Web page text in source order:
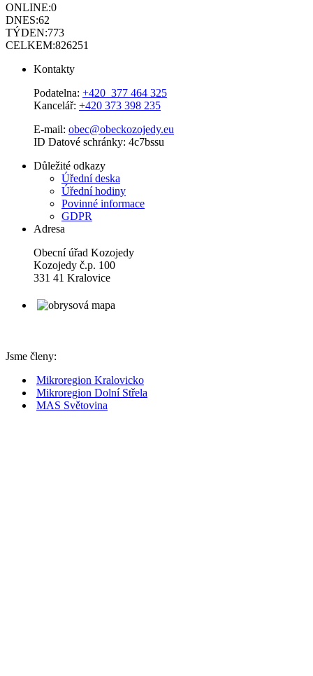
ONLINE:0
DNES:62
TÝDEN:773
CELKEM:826251
Kontakty
Podatelna: +420 377 464 325
Kancelář: +420 373 398 235
E-mail: obec@obeckozojedy.eu
ID Datové schránky: 4c7bssu
Důležité odkazy
Úřední deska
Úřední hodiny
Povinné informace
GDPR
Adresa
Obecní úřad Kozojedy
Kozojedy č.p. 100
331 41 Kralovice
Jsme členy:
Mikroregion Kralovicko
Mikroregion Dolní Střela
MAS Světovina